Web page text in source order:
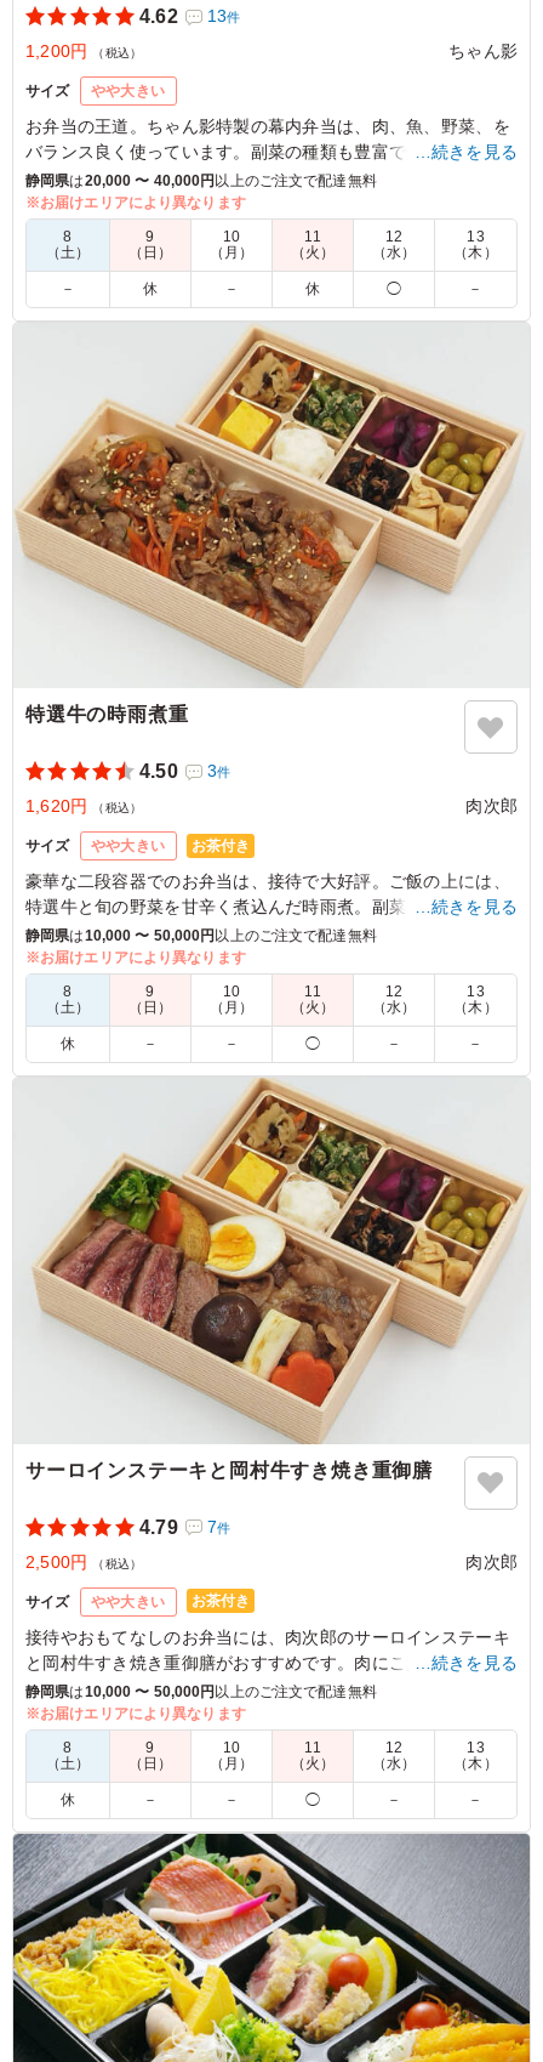
4.62 13件
1,200円 （税込） ちゃん影
サイズ やや大きい
お弁当の王道。ちゃん影特製の幕内弁当は、肉、魚、野菜、を
バランス良く使っています。副菜の種類も豊富で色々なものを
少しずつ食べたい方にオススメ。
5.0 株式会社RGBサリヴァン
今回注文したお弁当のなかで一番バランスよく肉・魚・野
菜が入っていて、これを食べるだけで健康になりそうな気
がするお弁当でした。 また、どのおかずも冷めても美味
しくいただくことができました。
会議・セミナー›勉強会
静岡県浜松市中央区松城町2024/08/08
…続きを見る
静岡県は20,000 〜 40,000円 以上のご注文で配達無料
※お届けエリアにより異なります
8
（土）
9
（日）
10
（月）
11
（火）
12
（水）
13
（木）
－ 休 － 休 ◯ －
特選牛の時雨煮重
4.50 3件
1,620円 （税込） 肉次郎
サイズ やや大きい お茶付き
豪華な二段容器でのお弁当は、接待で大好評。ご飯の上には、
特選牛と旬の野菜を甘辛く煮込んだ時雨煮。副菜も8種類綺麗
に並んでいます。肉次郎の肉×和食の二段御膳をお試しくださ
い。
4.5 有限会社アイライン
男性でも大満足でした。 お味もまた食べたいと思いまし
た。 ありがとうございました♪
会議・セミナー›研修
静岡県浜松市中央区村櫛町2026/01/06
…続きを見る
静岡県は10,000 〜 50,000円 以上のご注文で配達無料
※お届けエリアにより異なります
8
（土）
9
（日）
10
（月）
11
（火）
12
（水）
13
（木）
休 － － ◯ － －
サーロインステーキと岡村牛すき焼き重御膳
4.79 7件
2,500円 （税込） 肉次郎
サイズ やや大きい お茶付き
接待やおもてなしのお弁当には、肉次郎のサーロインステーキ
と岡村牛すき焼き重御膳がおすすめです。肉にこだわりをもっ
た肉次郎が自信をもってお届けする、地元静岡県産岡村牛のす
き焼きとサーロインステーキのお重。贅沢な二段容器で、接待
やおもてなしのシーンでも絶対に外さないお弁当です。
5.0
肉がメインの肉好きにはたまらないお弁当でした。肉もし
っかり味付けされており、冷えても硬くなることもなく、
美味しくいただけました。見た目も安っぽさがまったくな
く、役員との会食でも出せる恥ずかしくないクオリティの
お弁当でした。
ご利用シーン：会食・接待
会食
静岡県沼津市大岡2026/02/12
…続きを見る
静岡県は10,000 〜 50,000円以上のご注文で配達無料
※お届けエリアにより異なります
8
（土）
9
（日）
10
（月）
11
（火）
12
（水）
13
（木）
休 － － ◯ － －